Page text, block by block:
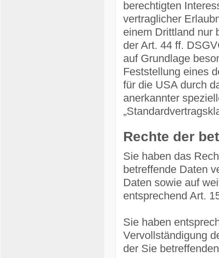
berechtigten
vertraglicher
einem Drittland nur
der Art. 44 ff.
auf Grundlage
Feststellung eines
für die USA durch
anerkannter
Rechte der
Sie haben das
betreffende Daten
Daten sowie auf
entsprechend Art.
Sie haben
Vervollständigung
der Sie